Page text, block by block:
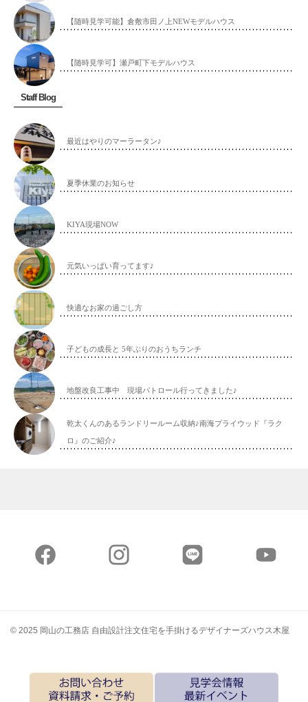
【随時見学可能】倉敷市田ノ上NEWモデルハウス
【随時見学可】瀬戸町下モデルハウス
Staff Blog
最近はやりのマーラータン♪
夏季休業のお知らせ
KIYA現場NOW
元気いっぱい育ってます♪
快適なお家の過ごし方
子どもの成長と 5年ぶりのおうちランチ
地盤改良工事中 現場パトロール行ってきました♪
乾太くんのあるランドリールーム収納♪南海プライウッド『ラク
ロ』のご紹介♪
© 2025 岡山の工務店 自由設計注文住宅を手掛けるデザイナーズハウス木屋